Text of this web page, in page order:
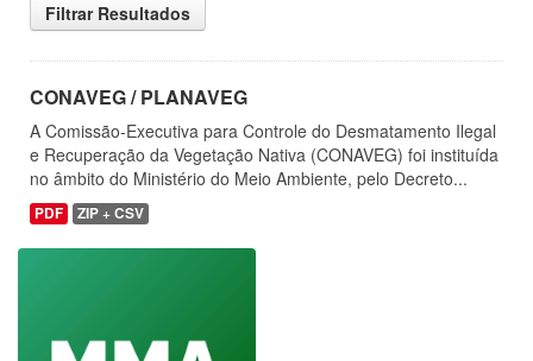
Filtrar Resultados
CONAVEG / PLANAVEG
A Comissão-Executiva para Controle do Desmatamento Ilegal
e Recuperação da Vegetação Nativa (CONAVEG) foi instituída
no âmbito do Ministério do Meio Ambiente, pelo Decreto...
PDF ZIP + CSV